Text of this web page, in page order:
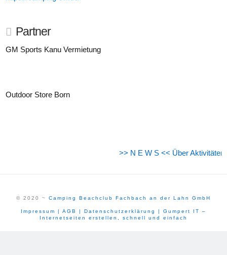
Partner
GM Sports Kanu Vermietung
Outdoor Store Born
>> N E W S << Über
© 2020 ~ Camping Beachclub Fachbach an der Lahn GmbH
Impressum | AGB | Datenschutzerklärung
| Gumpert IT –
Internetseiten erstellen, schnell und einfach